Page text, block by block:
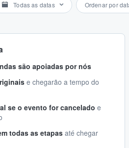
Todas as datas Ordenar por
são apoiadas por nós
e chegarão a tempo do
se o evento for cancelado e
todas as etapas até chegar